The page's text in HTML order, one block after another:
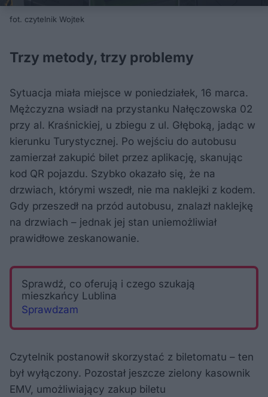
fot. czytelnik Wojtek
Trzy metody, trzy problemy
Sytuacja miała miejsce w poniedziałek, 16 marca.
Mężczyzna wsiadł na przystanku Nałęczowska 02
przy al. Kraśnickiej, u zbiegu z ul. Głęboką, jadąc w
kierunku Turystycznej. Po wejściu do autobusu
zamierzał zakupić bilet przez aplikację, skanując
kod QR pojazdu. Szybko okazało się, że na
drzwiach, którymi wszedł, nie ma naklejki z kodem.
Gdy przeszedł na przód autobusu, znalazł naklejkę
na drzwiach – jednak jej stan uniemożliwiał
prawidłowe zeskanowanie.
Sprawdź, co oferują i czego szukają
mieszkańcy Lublina
Sprawdzam
Czytelnik postanowił skorzystać z biletomatu – ten
był wyłączony. Pozostał jeszcze zielony kasownik
EMV, umożliwiający zakup biletu